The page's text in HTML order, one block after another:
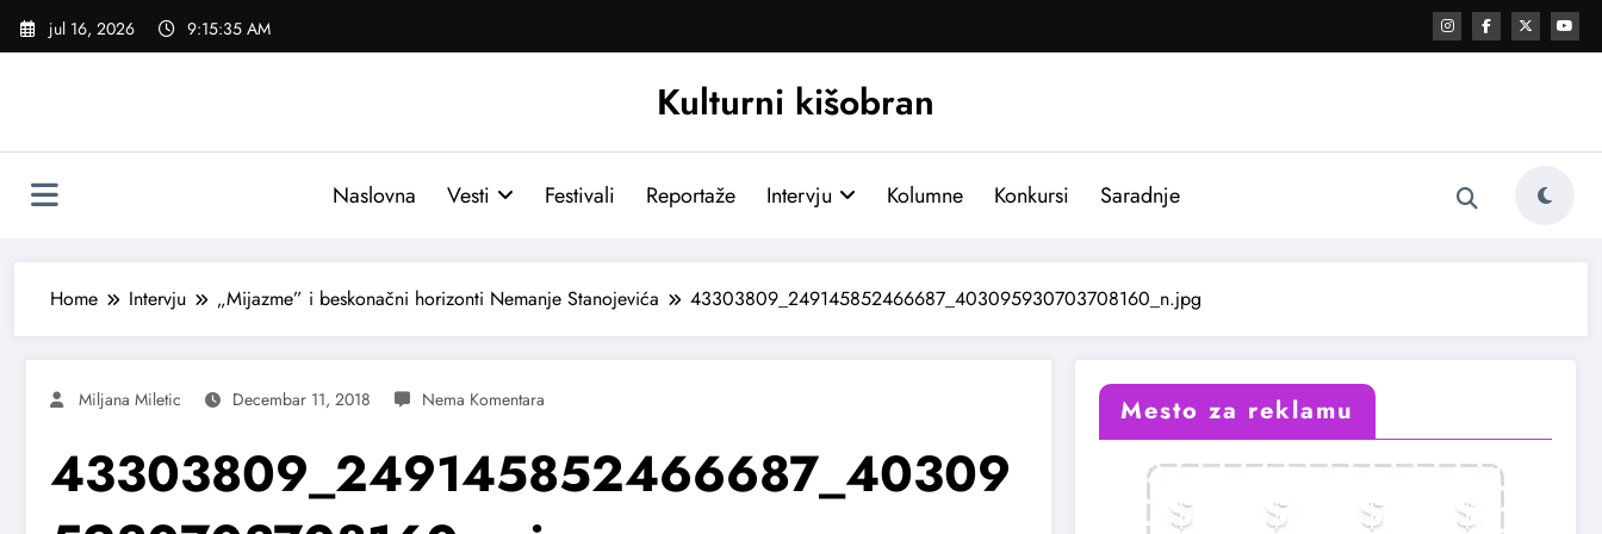
Skoči
jul 16, 2026 9:15:36 AM
Kulturni kišobran
Naslovna Vesti Festivali Reportaže Intervju Kolumne Konkursi Saradnje
Home Intervju „Mijazme” i beskonačni horizonti Nemanje Stanojevića 43303809_249145852466687_403095930703708160_n.jpg
Miljana Miletic Decembar 11, 2018
43303809_249145852466687_40309
Mesto za reklamu